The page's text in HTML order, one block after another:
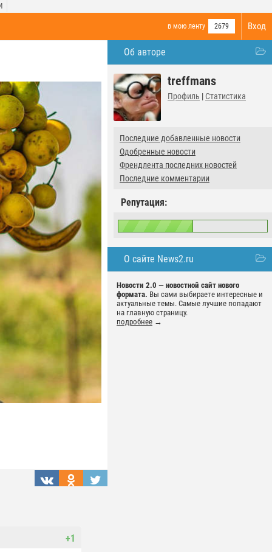
Вход
в мою ленту 2679
Об авторе
treffmans
Профиль | Статистика
Последние добавленные новости
Одобренные новости
Френдлента последних новостей
Последние комментарии
Репутация:
О сайте News2.ru
Новости 2.0 — новостной сайт нового
формата. Вы сами выбираете интересные и
актуальные темы. Самые лучшие попадают
на главную страницу.
подробнее →
+1